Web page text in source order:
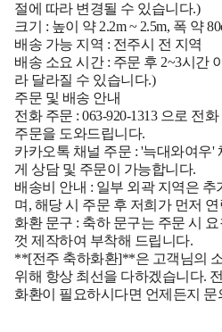
절에 따라 변경될 수 있습니다.)
크기 : 높이 약 2.2m ~ 2.5m, 폭 약
배송 가능 지역 : 전주시 전 지역
배송 소요 시간 : 주문 후 2~3시간
라 달라질 수 있습니다.)
주문 및 배송 안내
전화 주문 :063-920-1313 으로 전
주문을 도와드립니다.
카카오톡 채널 주문 : '늑대와여우'
게 상담 및 주문이 가능합니다.
배송비 안내 : 일부 외곽 지역은
며, 해당 시 주문 후 저희가 먼저
화환 문구 : 축하 문구는 주문 시
껏 제작하여 부착해 드립니다.
**[전주 축하화환]**은 고객님의
위해 항상 최선을 다하겠습니다.
화환이 필요하시다면 언제든지 문